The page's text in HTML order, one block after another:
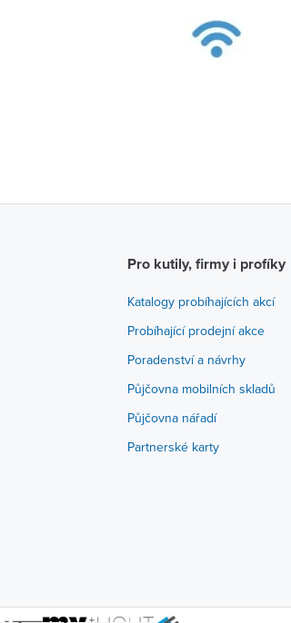
Pro kutily, firmy i profíky
Katalogy probíhajících akcí
Probíhající prodejní akce
Poradenství a návrhy
Půjčovna mobilních skladů
Půjčovna nářadí
Partnerské karty